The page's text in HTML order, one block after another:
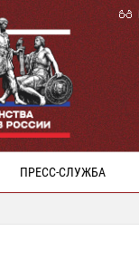
ПРЕСС-СЛУЖБА